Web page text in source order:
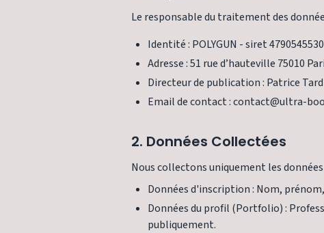
Le responsable du traitement des
Identité : POLYGUN - siret
Adresse : 51 rue d’hauteville 75010
Directeur de publication : Patrice
Email de contact : contact@ultra-
2. Données Collectées
Nous collectons uniquement les
Données d'inscription : Nom,
Données du profil (Portfolio) :
publiquement.